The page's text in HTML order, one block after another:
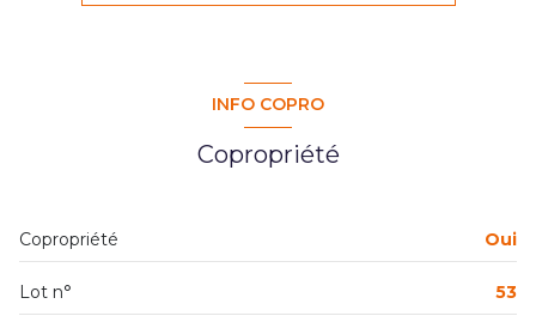
1 niveau(x)
INFO COPRO
Copropriété
Copropriété Oui
Lot n° 53